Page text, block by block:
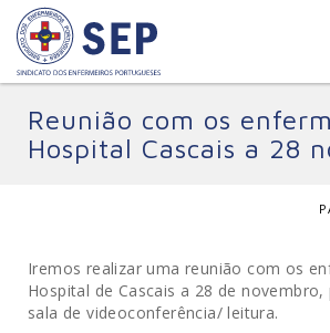
Reunião com os
Hospital Cascais a 28
Iremos realizar uma reunião com os
Hospital de Cascais a 28 de novembro,
sala de videoconferência/ leitura.